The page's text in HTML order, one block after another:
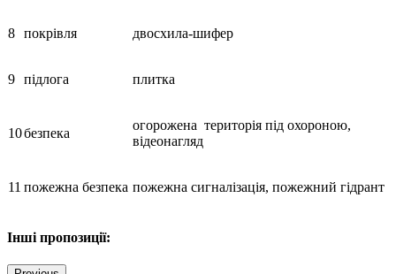
8 покрівля двосхила-шифер
9 підлога плитка
10безпека
огорожена територія під охороною,
відеонагляд
11 пожежна безпека пожежна сигналізація, пожежний гідрант
Інші пропозиції: